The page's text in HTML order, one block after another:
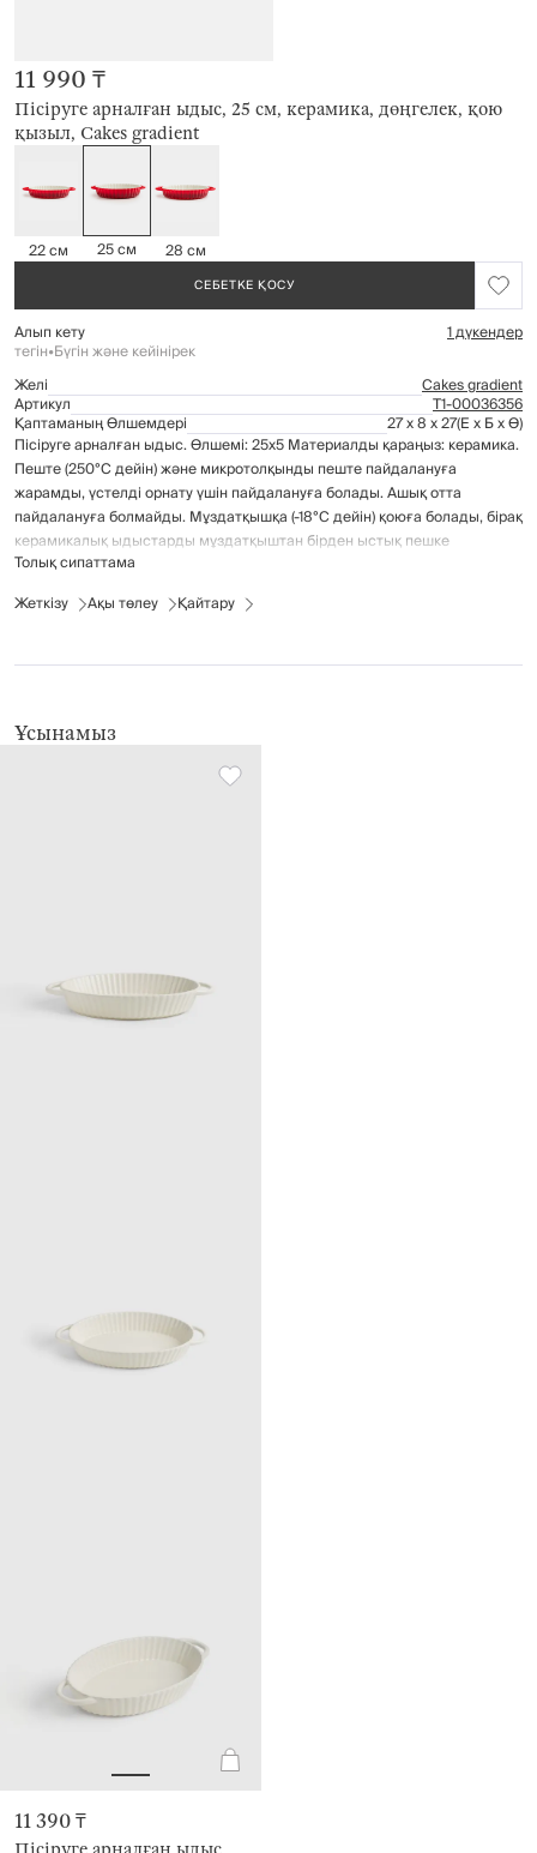
Пісіруге арналған ыдыс, 25 см, керамика, дөңгелек, қою
қызыл, Cakes gradient
11 990 ₸
22 см 25 см 28 см
СЕБЕТКЕ ҚОСУ
Алып кету 1 дүкендер
тегін•Бүгін және кейінірек
Желі
Cakes gradient
Артикул Т1-00036356
Қаптаманың Өлшемдері 27 x 8 x 27(Е x Б x Ө)
Пісіруге арналған ыдыс. Өлшемі: 25х5 Материалды қараңыз: керамика.
Пеште (250°C дейін) және микротолқынды пеште пайдалануға
жарамды, үстелді орнату үшін пайдалануға болады. Ашық отта
пайдалануға болмайды. Мұздатқышқа (-18°C дейін) қоюға болады, бірақ
керамикалық ыдыстарды мұздатқыштан бірден ыстық пешке
салмаңыз. Жұмсақ жуғыш заттарды қолдану арқылы қолмен жуу
губкаларды қолданбаңыз. Ыдыс жуғыш машинада жууға болады.
Толық сипаттама
Жеткізу
Ақы төлеу Қайтару
Ұсынамыз
11 390 ₸